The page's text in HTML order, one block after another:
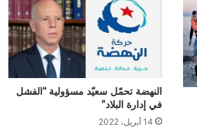
النهضة تحمّل سعيّد مسؤولية “الفشل
في إدارة البلاد”
14 أبريل، 2022